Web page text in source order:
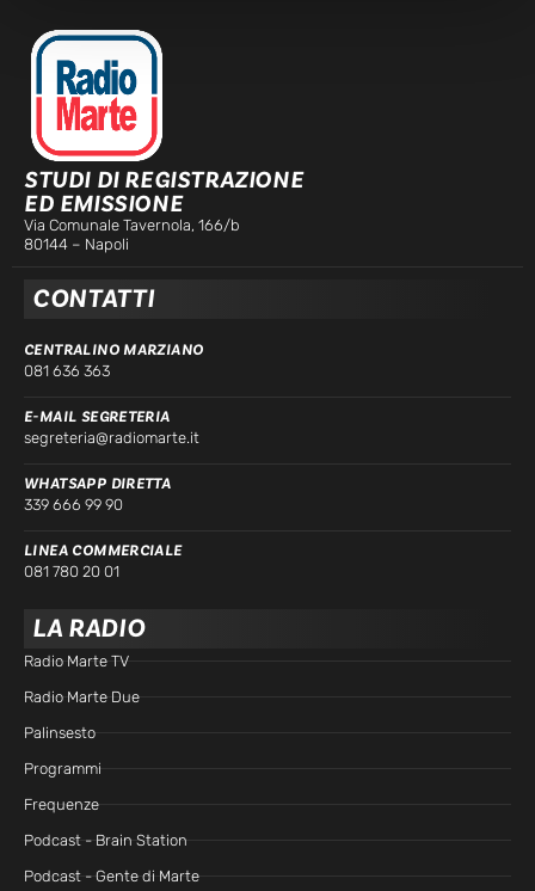
STUDI DI REGISTRAZIONE
ED EMISSIONE
Via Comunale Tavernola, 166/b
80144 – Napoli
CONTATTI
CENTRALINO MARZIANO
081 636 363
E-MAIL SEGRETERIA
segreteria@radiomarte.it
WHATSAPP DIRETTA
339 666 99 90
LINEA COMMERCIALE
081 780 20 01
LA RADIO
Radio Marte TV
Radio Marte Due
Palinsesto
Programmi
Frequenze
Podcast - Brain Station
Podcast - Gente di Marte